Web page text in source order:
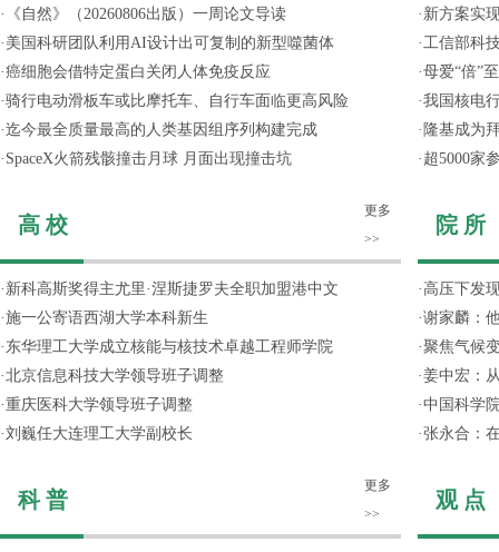
·
《自然》（20260806出版）一周论文导读
· 美国科研团队利用AI设计出可复制的新型噬菌体
·癌细胞会借特定蛋白关闭人体免疫反应
·骑行电动滑板车或比摩托车、自行车面临更高风险
·迄今最全质量最高的人类基因组序列构建完成
· SpaceX火箭残骸撞击月球 月面出现撞击坑
高 校
更多
>>
· 新科高斯奖得主尤里·涅斯捷罗夫全职加盟港中文
·施一公寄语西湖大学本科新生
· 东华理工大学成立核能与核技术卓越工程师学院
·北京信息科技大学领导班子调整
·重庆医科大学领导班子调整
·刘巍任大连理工大学副校长
科 普
更多
>>
· 新方案实
·工信部科
·母爱“倍”
·我国核电
· 隆基成为
· 超5000家
院 所
· 高压下发
·谢家麟：
·聚焦气候
·姜中宏：
·中国科学
·张永合：
观 点